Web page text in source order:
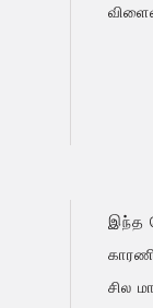
இந்த
சில